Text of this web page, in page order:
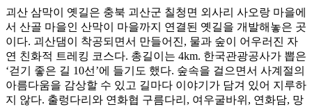
괴산 삼막이 옛길은 충북 괴산군 칠청면 외사리 사오랑 마을에
서 산골 마을인 산막이 마을까지 연결된 옛길을 개발해놓은 곳
이다. 괴산댐이 착공되면서 만들어진, 물과 숲이 어우러진 자
연 친화적 트레킹 코스다. 총길이는 4km. 한국관광공사가 뽑은
‘걷기 좋은 길 10선’에 들기도 했다. 숲속을 걸으면서 사계절의
아름다움을 감상할 수 있고 길마다 이야기가 담겨 있어 지루하
지 않다. 출렁다리와 연화협 구름다리, 여우굴바위, 연화담, 망